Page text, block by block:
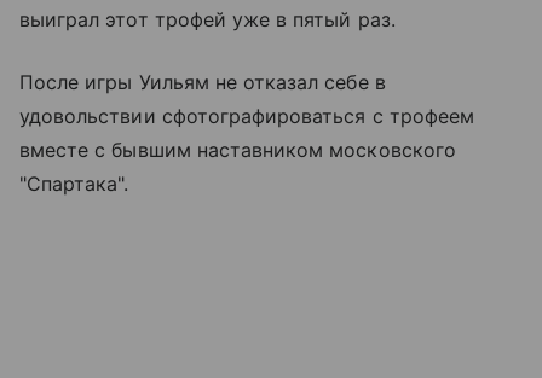
выиграл этот трофей уже в пятый раз.
После игры Уильям не отказал себе в
удовольствии сфотографироваться с трофеем
вместе с бывшим наставником московского
"Спартака".